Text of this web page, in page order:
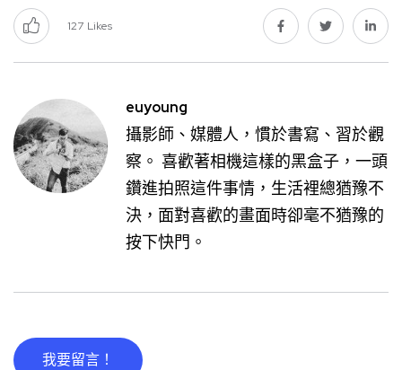
127 Likes
euyoung
攝影師、媒體人，慣於書寫、習於觀
察。 喜歡著相機這樣的黑盒子，一頭
鑽進拍照這件事情，生活裡總猶豫不
決，面對喜歡的畫面時卻毫不猶豫的
按下快門。
我要留言！